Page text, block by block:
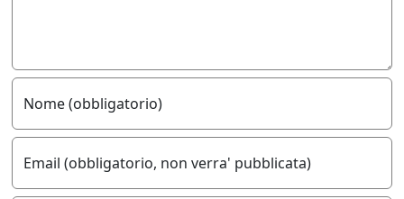
Nome (obbligatorio)
Email (obbligatorio, non verra' pubblicata)